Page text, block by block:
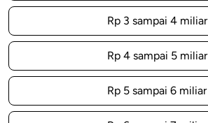
Rp 3 sampai 4 miliar
Rp 4 sampai 5 miliar
Rp 5 sampai 6 miliar